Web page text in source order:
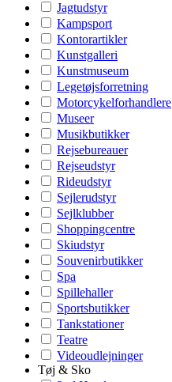
Jagtudstyr
Kampsport
Kontorartikler
Kunstgalleri
Kunstmuseum
Legetøjsforretning
Motorcykelforhandlere
Museer
Musikbutikker
Rejsebureauer
Rejseudstyr
Rideudstyr
Sejlerudstyr
Sejlklubber
Shoppingcentre
Skiudstyr
Souvenirbutikker
Spa
Spillehaller
Sportsbutikker
Tankstationer
Teatre
Videoudlejninger
Tøj & Sko